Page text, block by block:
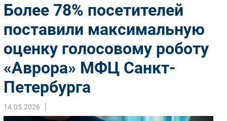
Импорто­замещение
Автоматизация Промышленности
Интернет
Мобильная связь
Фиксированная связь
Интеграция
Рынок ПК
Маркетинг
Более 78% посетителей
поставили максимальную
оценку голосовому роботу
«Аврора» МФЦ Санкт-
Петербурга
14.05.2026